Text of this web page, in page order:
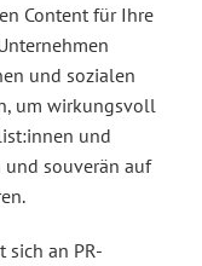
Content für Ihre
und sozialen
um wirkungsvoll
und
souverän auf
sich an PR-